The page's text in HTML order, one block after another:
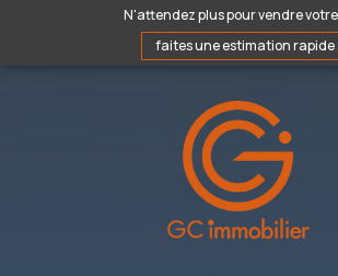
N'attendez plus pour vendre
faites une estimation rapide